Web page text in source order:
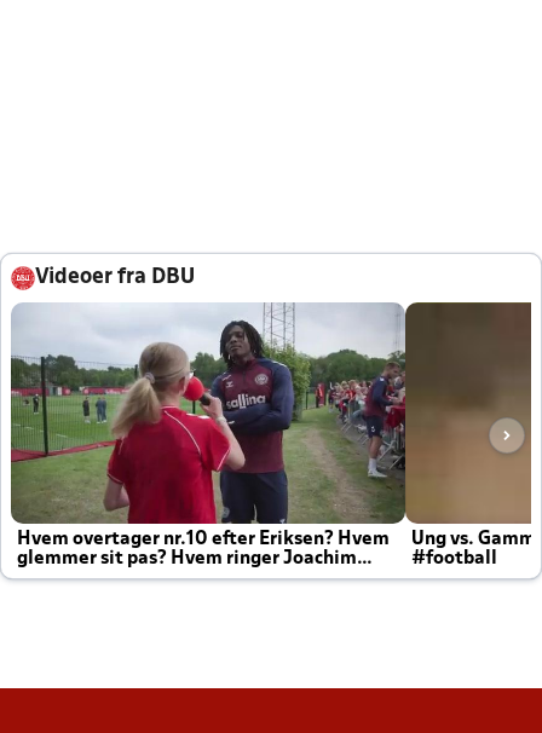
Videoer fra DBU
Hvem overtager nr.10 efter Eriksen? Hvem
glemmer sit pas? Hvem ringer Joachim
altid til efter kampe?
Ung vs.
#football